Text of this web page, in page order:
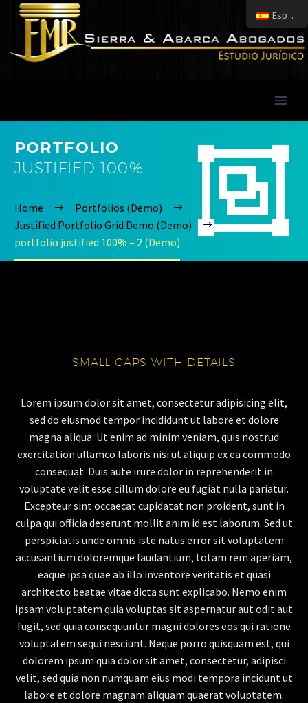


PORTFOLIO
JUSTIFIED 100%
Home
Portfolios (Demo)
Justified Portfolio Grid Demo (Demo)
portfolio justified 100% – 2 (Demo)
SMALL GAPS WITH DETAILS
Lorem ipsum dolor sit amet, consectetur adipisicing elit,
sed do eiusmod tempor incididunt ut labore et dolore
magna aliqua. Ut enim ad minim veniam, quis nostrud
exercitation ullamco laboris nisi ut aliquip ex ea commodo
consequat. Duis aute irure dolor in reprehenderit in
voluptate velit esse cillum dolore eu fugiat nulla pariatur.
Excepteur sint occaecat cupidatat non proident, sunt in
culpa qui officia deserunt mollit anim id est laborum. Sed ut
perspiciatis unde omnis iste natus error sit voluptatem
accusantium doloremque laudantium, totam rem aperiam,
eaque ipsa quae ab illo inventore veritatis et quasi
architecto beatae vitae dicta sunt explicabo. Nemo enim
ipsam voluptatem quia voluptas sit aspernatur aut odit aut
fugit, sed quia consequuntur magni dolores eos qui ratione
voluptatem sequi nesciunt. Neque porro quisquam est, qui
dolorem ipsum quia dolor sit amet, consectetur, adipisci
velit, sed quia non numquam eius modi tempora incidunt ut
labore et dolore magnam aliquam quaerat voluptatem.
Español